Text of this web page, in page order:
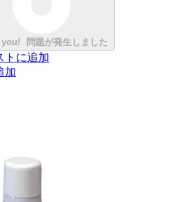
問題が発生しました
トに追加
加